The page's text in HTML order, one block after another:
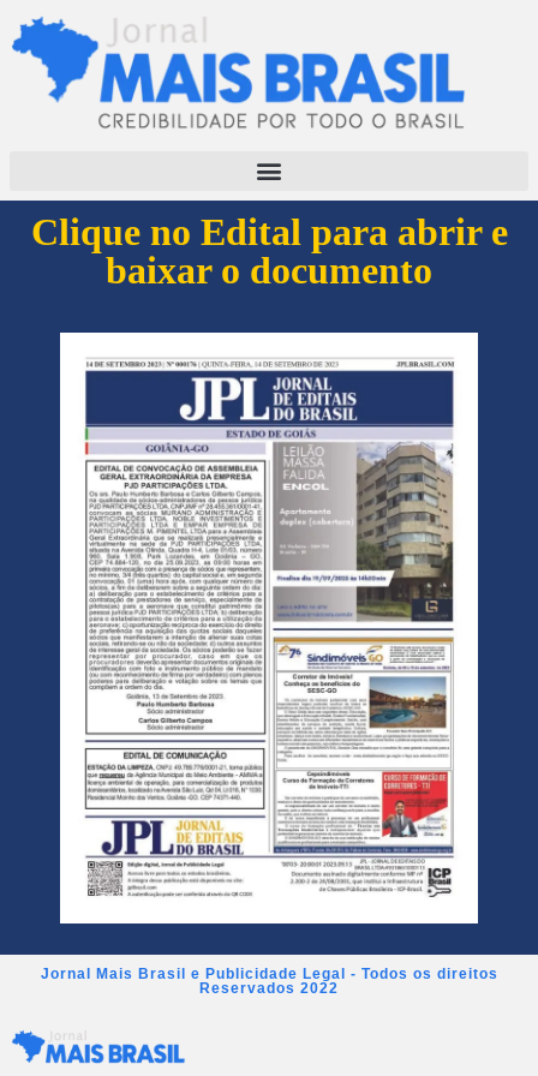
Clique no Edital para abrir e
baixar o documento
Jornal Mais Brasil e Publicidade Legal - Todos os direitos
Reservados 2022